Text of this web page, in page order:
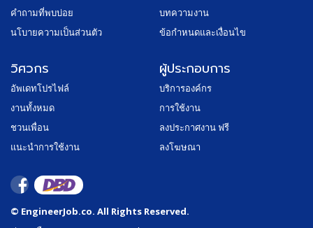
คำถามที่พบบ่อย
นโบายความเป็นส่วนตัว
บทความงาน
ข้อกำหนดและเงื่อนไข
วิศวกร
อัพเดทโปรไฟล์
งานทั้งหมด
ชวนเพื่อน
แนะนำการใช้งาน
ผู้ประกอบการ
บริการองค์กร
การใช้งาน
ลงประกาศงาน ฟรี
ลงโฆษณา
© EngineerJob.co. All Rights Reserved.